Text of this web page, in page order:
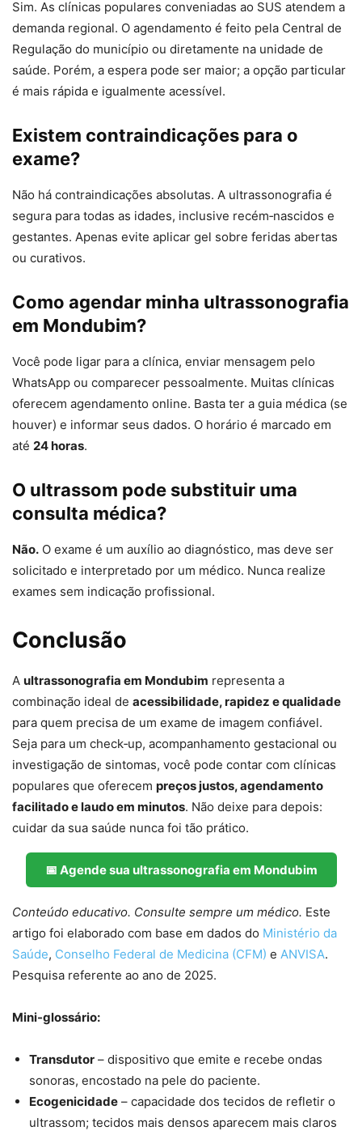
Sim. As clínicas populares conveniadas ao SUS atendem a
demanda regional. O agendamento é feito pela Central de
Regulação do município ou diretamente na unidade de
saúde. Porém, a espera pode ser maior; a opção particular
é mais rápida e igualmente acessível.
Existem contraindicações para o
exame?
Não há contraindicações absolutas. A ultrassonografia é
segura para todas as idades, inclusive recém‑nascidos e
gestantes. Apenas evite aplicar gel sobre feridas abertas
ou curativos.
Como agendar minha ultrassonografia
em Mondubim?
Você pode ligar para a clínica, enviar mensagem pelo
WhatsApp ou comparecer pessoalmente. Muitas clínicas
oferecem agendamento online. Basta ter a guia médica (se
houver) e informar seus dados. O horário é marcado em
até 24 horas.
O ultrassom pode substituir uma
consulta médica?
Não. O exame é um auxílio ao diagnóstico, mas deve ser
solicitado e interpretado por um médico. Nunca realize
exames sem indicação profissional.
Conclusão
A ultrassonografia em Mondubim representa a
combinação ideal de acessibilidade, rapidez e qualidade
para quem precisa de um exame de imagem confiável.
Seja para um check‑up, acompanhamento gestacional ou
investigação de sintomas, você pode contar com clínicas
populares que oferecem preços justos, agendamento
facilitado e laudo em minutos. Não deixe para depois:
cuidar da sua saúde nunca foi tão prático.
📅 Agende sua ultrassonografia em Mondubim
Conteúdo educativo. Consulte sempre um médico. Este
artigo foi elaborado com base em dados do Ministério da
Saúde, Conselho Federal de Medicina (CFM) e ANVISA.
Pesquisa referente ao ano de 2025.
Mini-glossário:
Transdutor – dispositivo que emite e recebe ondas
sonoras, encostado na pele do paciente.
Ecogenicidade – capacidade dos tecidos de refletir o
ultrassom; tecidos mais densos aparecem mais claros